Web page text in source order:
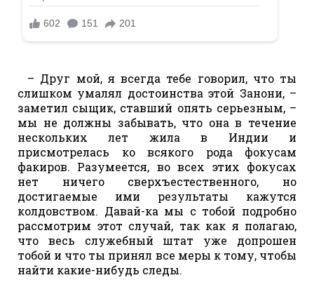
– Друг мой, я всегда тебе говорил, что ты
слишком умалял достоинства этой Занони, –
заметил сыщик, ставший опять серьезным, –
мы не должны забывать, что она в течение
нескольких лет жила в Индии и
присмотрелась ко всякого рода фокусам
факиров. Разумеется, во всех этих фокусах
нет ничего сверхъестественного, но
достигаемые ими результаты кажутся
колдовством. Давай-ка мы с тобой подробно
рассмотрим этот случай, так как я полагаю,
что весь служебный штат уже допрошен
тобой и что ты принял все меры к тому, чтобы
найти какие-нибудь следы.